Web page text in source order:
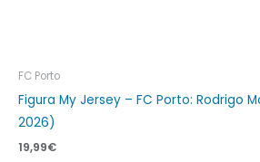
FC Porto
Figura My Jersey – FC Porto: Rodrigo
2026)
19,99€